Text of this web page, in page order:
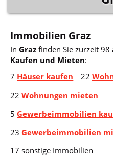
Immobilien Graz
InGraz finden Sie zurzeit
Kaufen und Mieten:
7 Häuser kaufen 22
22Wohnungen mieten
5Gewerbeimmobilien
23Gewerbeimmobilien
17 sonstige Immobilien